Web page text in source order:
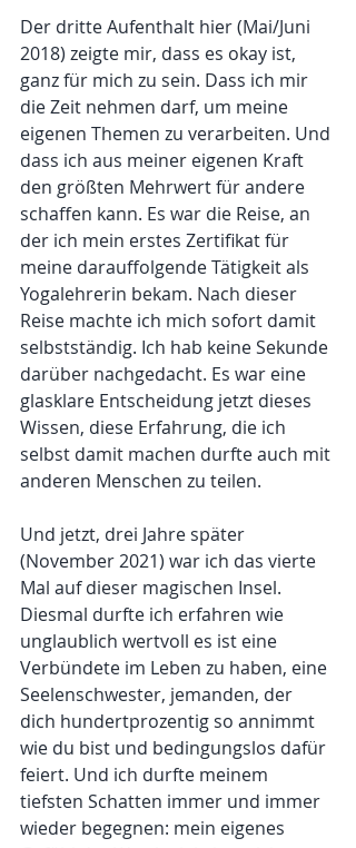
Der dritte Aufenthalt hier (Mai/Juni
2018) zeigte mir, dass es okay ist,
ganz für mich zu sein. Dass ich mir
die Zeit nehmen darf, um meine
eigenen Themen zu verarbeiten. Und
dass ich aus meiner eigenen Kraft
den größten Mehrwert für andere
schaffen kann. Es war die Reise, an
der ich mein erstes Zertifikat für
meine darauffolgende Tätigkeit als
Yogalehrerin bekam. Nach dieser
Reise machte ich mich sofort damit
selbstständig. Ich hab keine Sekunde
darüber nachgedacht. Es war eine
glasklare Entscheidung jetzt dieses
Wissen, diese Erfahrung, die ich
selbst damit machen durfte auch mit
anderen Menschen zu teilen.
Und jetzt, drei Jahre später
(November 2021) war ich das vierte
Mal auf dieser magischen Insel.
Diesmal durfte ich erfahren wie
unglaublich wertvoll es ist eine
Verbündete im Leben zu haben, eine
Seelenschwester, jemanden, der
dich hundertprozentig so annimmt
wie du bist und bedingungslos dafür
feiert. Und ich durfte meinem
tiefsten Schatten immer und immer
wieder begegnen: mein eigenes